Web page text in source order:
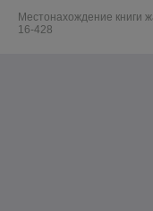
Местонахождение книги
16-428